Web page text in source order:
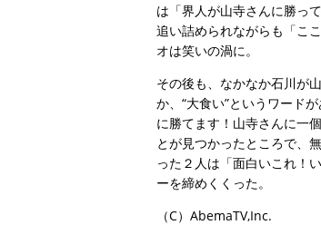
は「界人が山寺さんに勝っ
追い詰められながらも「こ
オは笑いの渦に。
その後も、なかなか石川が
か、“大食い”というワード
に勝てます！山寺さんに一
とが見つかったところで、
った２人は「面白いこれ！
ーを締めくくった。
（C）AbemaTV,Inc.